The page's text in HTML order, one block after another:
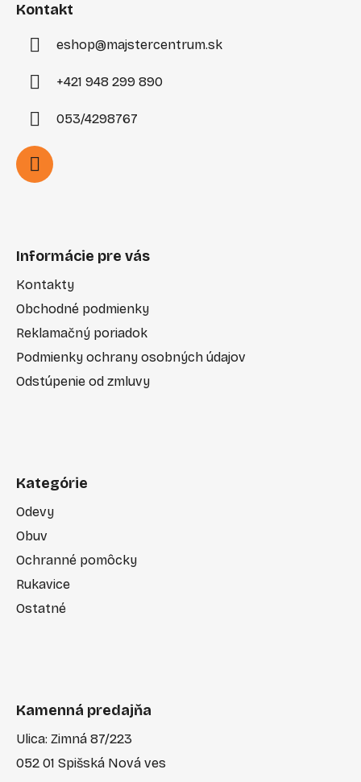
Kontakt
eshop@majstercentrum.sk
+421 948 299 890
053/4298767
Informácie pre vás
Kontakty
Obchodné podmienky
Reklamačný poriadok
Podmienky ochrany osobných údajov
Odstúpenie od zmluvy
Kategórie
Odevy
Obuv
Ochranné pomôcky
Rukavice
Ostatné
Kamenná predajňa
Ulica: Zimná 87/223
052 01 Spišská Nová ves